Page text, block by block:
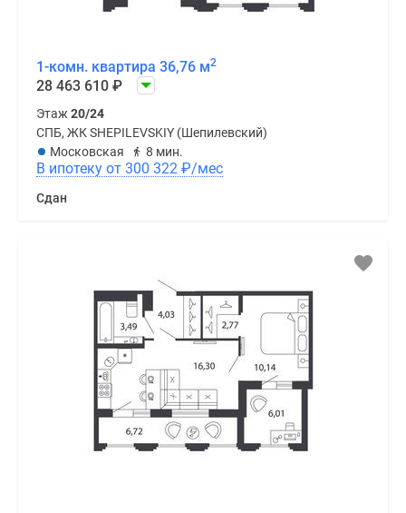
1-комн. квартира 36,76 м2
28 463 610 ₽
Этаж 20/24
СПБ, ЖК SHEPILEVSKIY (Шепилевский)
Московская
8 мин.
В ипотеку от 300 322 ₽/мес
Сдан